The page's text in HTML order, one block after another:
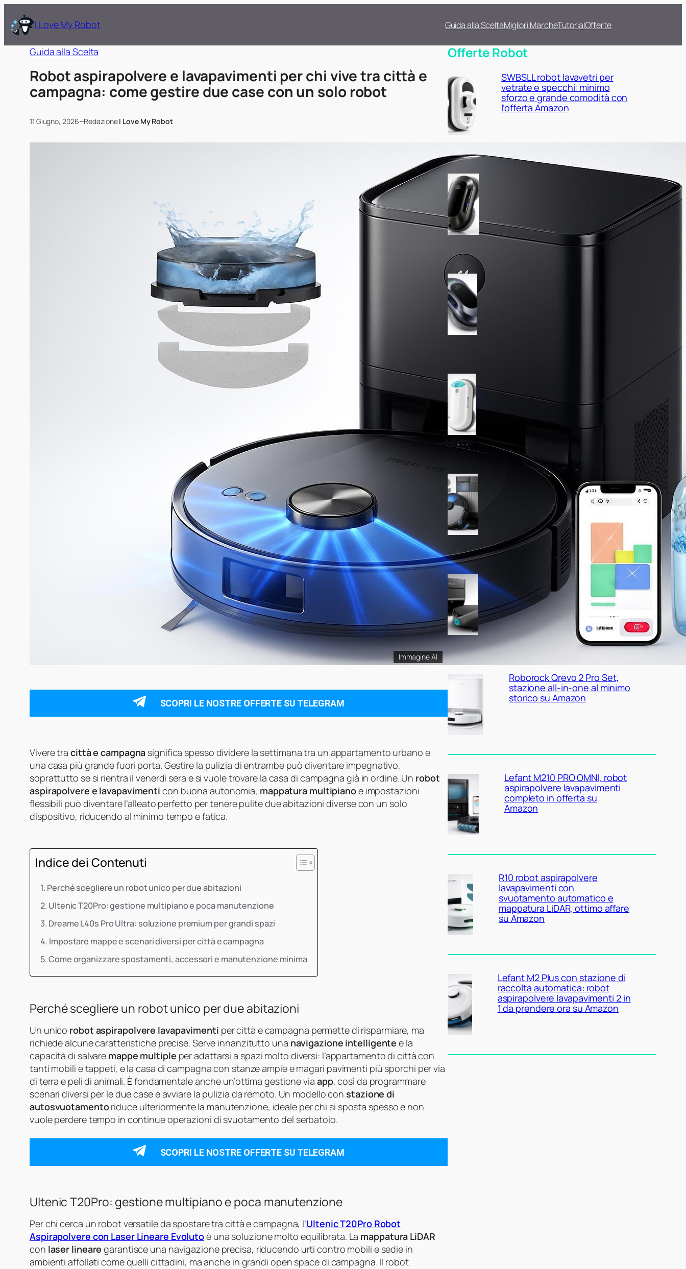
I Love My Robot Guida alla SceltaMigliori MarcheTutorialOfferte
Guida alla Scelta
Robot aspirapolvere e lavapavimenti per chi vive tra città e
campagna: come gestire due case con un solo robot
11 Giugno, 2026–RedazioneI Love My Robot
Immagine AI
SCOPRI LE NOSTRE OFFERTE SU TELEGRAM
Vivere tra città e campagna significa spesso dividere la settimana tra un appartamento urbano e
una casa più grande fuori porta. Gestire la pulizia di entrambe può diventare impegnativo,
soprattutto se si rientra il venerdì sera e si vuole trovare la casa di campagna già in ordine. Un robot
aspirapolvere e lavapavimenti con buona autonomia, mappatura multipianoe impostazioni
flessibili può diventare l’alleato perfetto per tenere pulite due abitazioni diverse con un solo
dispositivo, riducendo al minimo tempo e fatica.
Indice dei Contenuti
Perché scegliere un robot unico per due abitazioni
Ultenic T20Pro: gestione multipiano e poca manutenzione
Dreame L40s Pro Ultra: soluzione premium per grandi spazi
Impostare mappe e scenari diversi per città e campagna
Come organizzare spostamenti, accessori e manutenzione minima
Perché scegliere un robot unico per due abitazioni
Un unico robot aspirapolvere lavapavimenti per città e campagna permette di risparmiare, ma
richiede alcune caratteristiche precise. Serve innanzitutto una navigazione intelligente e la
capacità di salvare mappe multiple per adattarsi a spazi molto diversi: l’appartamento di città con
tanti mobili e tappeti, e la casa di campagna con stanze ampie e magari pavimenti più sporchi per via
di terra e peli di animali. È fondamentale anche un’ottima gestione via app, così da programmare
scenari diversi per le due case e avviare la pulizia da remoto. Un modello constazione di
autosvuotamentoriduce ulteriormente la manutenzione, ideale per chi si sposta spesso e non
vuole perdere tempo in continue operazioni di svuotamento del serbatoio.
SCOPRI LE NOSTRE OFFERTE SU TELEGRAM
Ultenic T20Pro: gestione multipiano e poca manutenzione
Per chi cerca un robot versatile da spostare tra città e campagna, l’Ultenic T20Pro Robot
Aspirapolvere con Laser Lineare Evolutoè una soluzione molto equilibrata. La mappatura LiDAR
con laser lineare garantisce una navigazione precisa, riducendo urti contro mobili e sedie in
ambienti affollati come quelli cittadini, ma anche in grandi open space di campagna. Il robot
Offerte Robot
SWBSLL robot lavavetri per
vetrate e specchi: minimo
sforzo e grande comodità con
l’offerta Amazon
offerta su Amazon: vetri puliti
automaticamente anche nei
Ultenic MX50, robot
aspirapolvere e lavapavimenti
con stazione all-in-one a
prezzo ribassato
Lefant M5 Pro con base
autosvuotante, occasione
interessante per chi vuole
fare upgrade
Roborock Qrevo 2 Pro Set,
stazione all-in-one al minimo
storico su Amazon
Lefant M210 PRO OMNI, robot
aspirapolvere lavapavimenti
completo in offerta su
Amazon
R10 robot aspirapolvere
lavapavimenti con
svuotamento automatico e
mappatura LiDAR, ottimo affare
su Amazon
Lefant M2 Plus con stazione di
raccolta automatica: robot
aspirapolvere lavapavimenti 2 in
1 da prendere ora su Amazon